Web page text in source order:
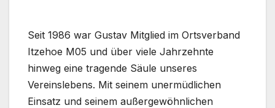
Seit 1986 war Gustav Mitglied im Ortsverband
Itzehoe M05 und über viele Jahrzehnte
hinweg eine tragende Säule unseres
Vereinslebens. Mit seinem unermüdlichen
Einsatz und seinem außergewöhnlichen